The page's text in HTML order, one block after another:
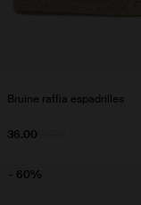
Bruine raffia espadrilles
36.00
- 60%